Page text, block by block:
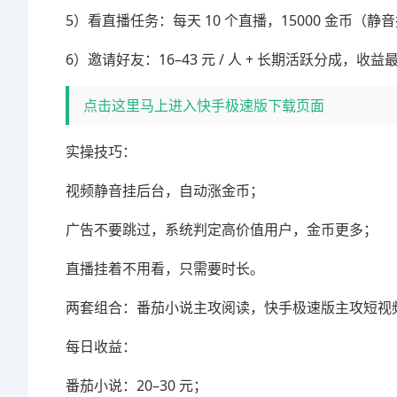
5）看直播任务：每天 10 个直播，15000 金币（静音
6）邀请好友：16–43 元 / 人 + 长期活跃分成，收益最
点击这里马上进入快手极速版下载页面
实操技巧：
视频静音挂后台，自动涨金币；
广告不要跳过，系统判定高价值用户，金币更多；
直播挂着不用看，只需要时长。
两套组合：番茄小说主攻阅读，快手极速版主攻短视
每日收益：
番茄小说：20–30 元；